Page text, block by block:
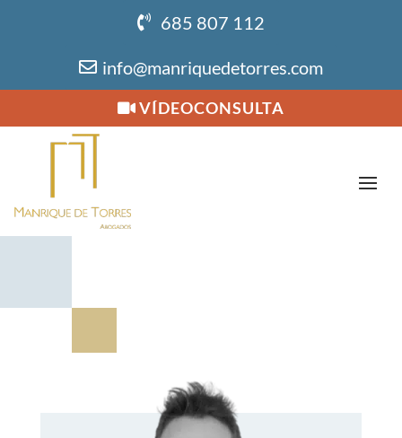
685 807 112
info@manriquedetorres.com
VÍDEOCONSULTA